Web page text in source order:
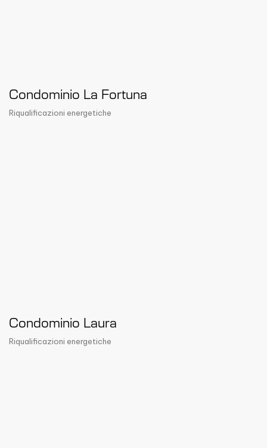
Condominio La Fortuna
Riqualificazioni energetiche
Condominio Laura
Riqualificazioni energetiche